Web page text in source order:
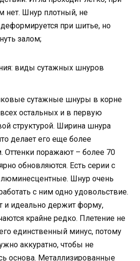
нет. Шнур плотный, не
при шитье, но
залом;
виды сутажных шнуров
сутажные шнуры в корне
всех остальных и в первую
структурой. Ширина шнура
делает его еще более
Оттенки поражают – более 70
обновляются. Есть серии с
Шнур очень
с ним одно удовольствие.
и идеально держит форму,
крайне редко. Плетение не
единственный минус, потому
аккуратно, чтобы не
основа. Металлизированные